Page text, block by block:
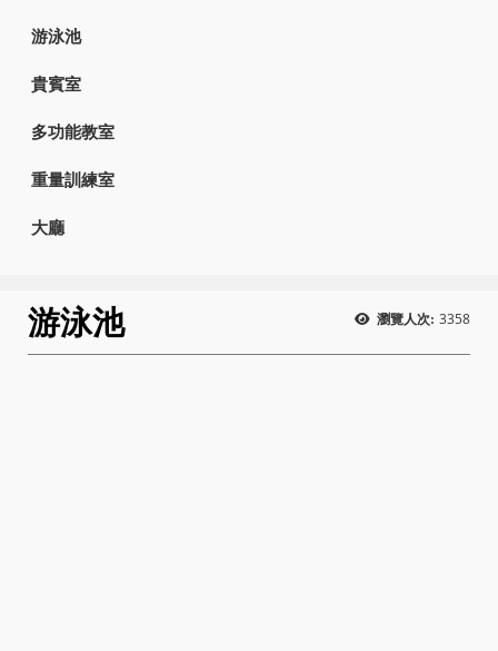
游泳池
貴賓室
多功能教室
重量訓練室
大廳
瀏覽人次: 3358
游泳池